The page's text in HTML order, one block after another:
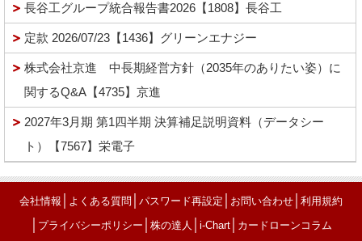
長谷工グループ統合報告書2026【1808】長谷工
定款 2026/07/23【1436】グリーンエナジー
株式会社京進 中長期経営方針（2035年のありたい姿）に
関するQ&A【4735】京進
2027年3月期 第1四半期 決算補足説明資料（データシー
ト）【7567】栄電子
会社情報 よくある質問 パスワード再設定 お問い合わせ 利用規約
プライバシーポリシー 株の達人 i-Chart│ カードローンコラム